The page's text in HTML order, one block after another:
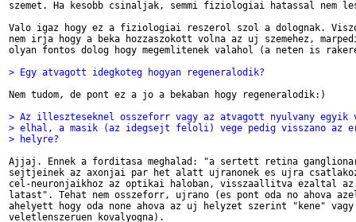
szemet. Ha kesobb csinaljak, semmi fiziologiai hatassal nem
Valo igaz hogy ez a fiziologiai reszerol szol a dolognak.
nem irja hogy a beka hozzaszokott volna az uj szemehez,
olyan fontos dolog hogy megemlitenek valahol (a neten is
> Egy atvagott idegkoteg hogyan regeneralodik?
Nem tudom, de pont ez a jo a bekaban hogy regeneralodik:)
> Az illeszteseknel osszeforr vagy az atvagott nyulvany egyik
> elhal, a masik (az idegsejt feloli) vege pedig visszano az
> helyre?
Ajjaj. Ennek a forditasa meghalad: "a sertett retina
sejtjeinek az axonjai par het alatt ujranonek es ujra
cel-neuronjaikhoz az optikai haloban, visszaallitva ezaltal
latast". Tehat nem osszeforr, ujrano (es pont oda no ahova
ahelyett hogy oda none ahova az uj helyzet szerint "kene" vagy
veletlenszeruen kovalyogna).